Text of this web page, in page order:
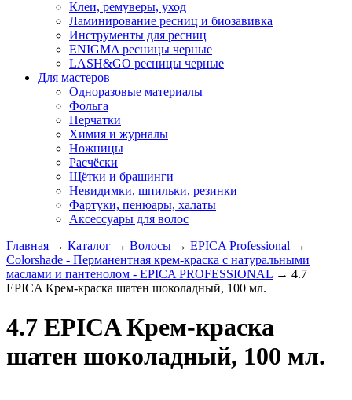
Клеи, ремуверы, уход
Ламинирование ресниц и биозавивка
Инструменты для ресниц
ENIGMA ресницы черные
LASH&GO ресницы черные
Для мастеров
Одноразовые материалы
Фольга
Перчатки
Химия и журналы
Ножницы
Расчёски
Щётки и брашинги
Невидимки, шпильки, резинки
Фартуки, пенюары, халаты
Аксессуары для волос
Главная → Каталог → Волосы → EPICA Professional →
Colorshade - Перманентная крем-краска с натуральными
маслами и пантенолом - EPICA PROFESSIONAL → 4.7
EPICA Крем-краска шатен шоколадный, 100 мл.
4.7 EPICA Крем-краска
шатен шоколадный, 100 мл.